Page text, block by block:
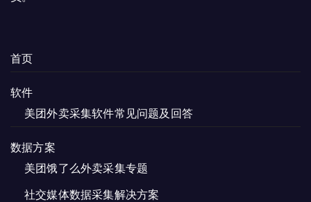
首页
软件
美团外卖采集软件常见问题及回答
数据方案
美团饿了么外卖采集专题
社交媒体数据采集解决方案